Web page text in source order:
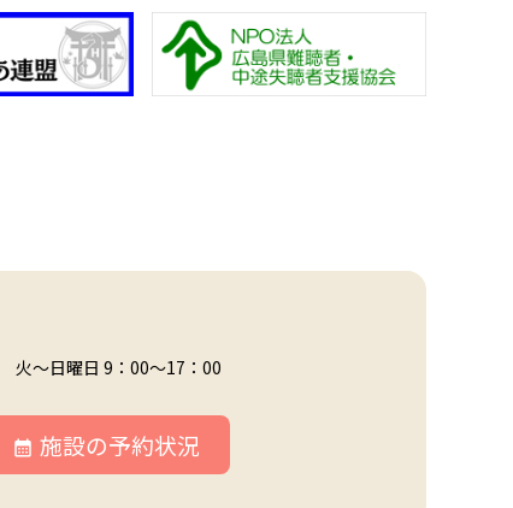
火～日曜日 9：00～17：00
施設の予約状況